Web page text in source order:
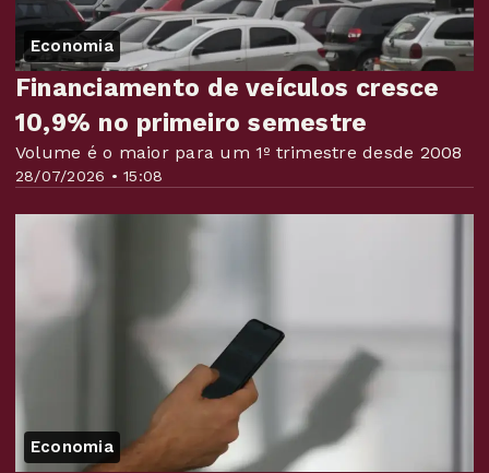
Economia
28/07/2026 • 15:08
Financiamento de veículos cresce
10,9% no primeiro semestre
Volume é o maior para um 1º trimestre desde 2008
Economia